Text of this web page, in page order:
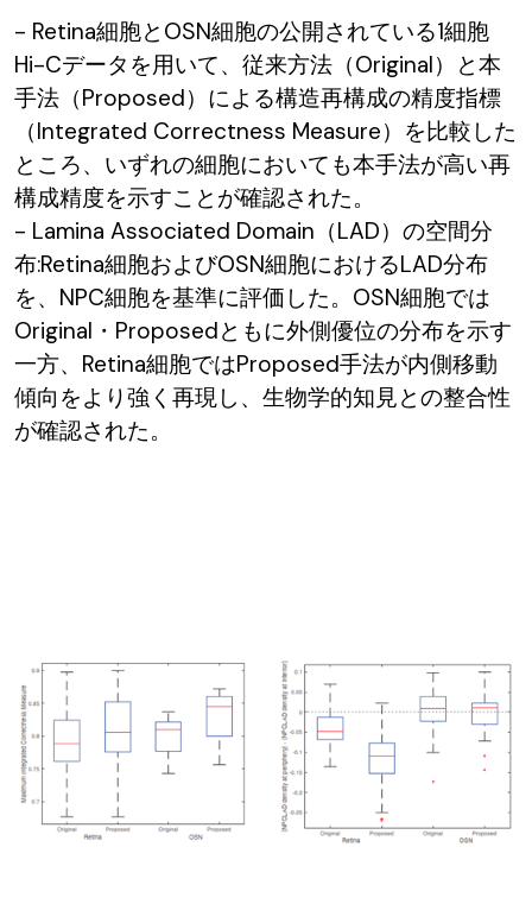
- Retina細胞とOSN細胞の公開されている1細胞
Hi-Cデータを用いて、従来方法（Original）と本
手法（Proposed）による構造再構成の精度指標
（Integrated Correctness Measure）を比較した
ところ、いずれの細胞においても本手法が高い再
構成精度を示すことが確認された。
- Lamina Associated Domain（LAD）の空間分
布:Retina細胞およびOSN細胞におけるLAD分布
を、NPC細胞を基準に評価した。OSN細胞では
Original・Proposedともに外側優位の分布を示す
一方、Retina細胞ではProposed手法が内側移動
傾向をより強く再現し、生物学的知見との整合性
が確認された。